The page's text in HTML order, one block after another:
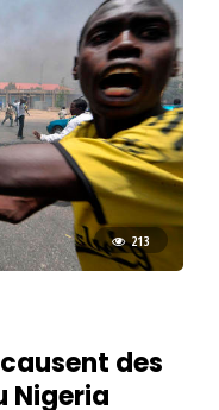
213
des
Nigeria